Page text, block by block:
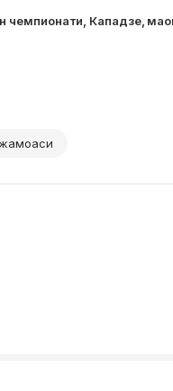
чемпионати, Кападзе,